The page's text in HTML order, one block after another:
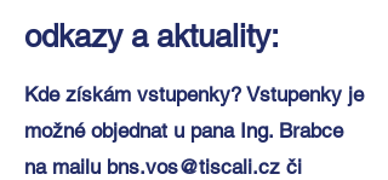
odkazy a aktuality:
Kde získám vstupenky? Vstupenky je
možné objednat u pana Ing. Brabce
na mailu bns.vos@tiscali.cz či